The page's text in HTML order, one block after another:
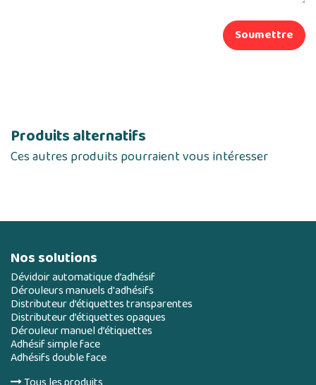
Soumettre
Produits alternatifs
Ces autres produits pourraient vous intéresser
Nos solutions
Dévidoir automatique d’adhésif
Dérouleurs manuels d'adhésifs
Distributeur d’étiquettes transparentes
Distributeur d’étiquettes opaques
Dérouleur manuel d’étiquettes
Adhésif simple face
Adhésifs double face